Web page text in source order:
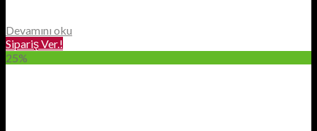
Devamını oku
Sipariş Ver.!
25%